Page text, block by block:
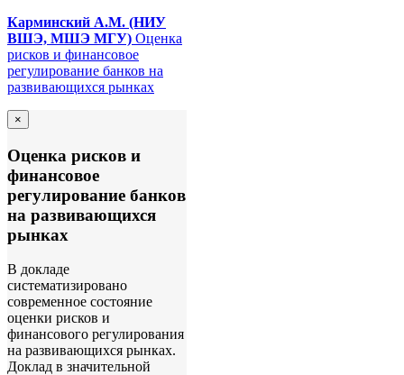
Карминский А.М. (НИУ
ВШЭ, МШЭ МГУ) Оценка
рисков и финансовое
регулирование банков на
развивающихся рынках
×
Оценка рисков и
финансовое
регулирование банков
на развивающихся
рынках
В докладе
систематизировано
современное состояние
оценки рисков и
финансового регулирования
на развивающихся рынках.
Доклад в значительной